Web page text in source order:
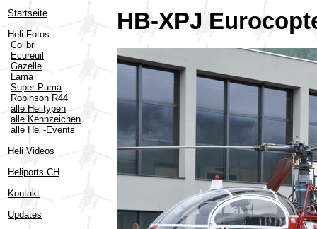
Startseite
Heli Fotos
Colibri
Ecureuil
Gazelle
Lama
Super Puma
Robinson R44
alle Helitypen
alle Kennzeichen
alle Heli-Events
Heli Videos
Heliports CH
Kontakt
Updates
HB-XPJ